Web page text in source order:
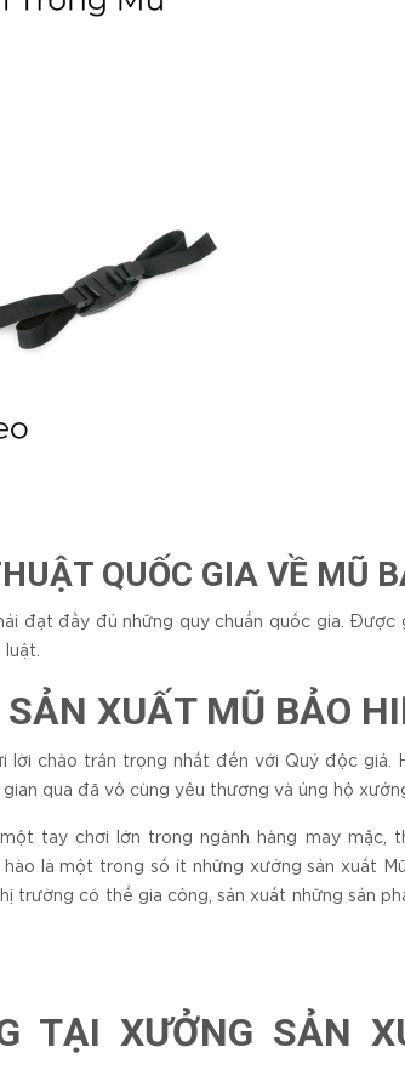
QUỐC GIA VỀ MŨ
đạt đầy đủ những quy chuẩn quốc gia. Được
XUẤT MŨ BẢO
lời chào trân trọng nhất đến với Quý độc giả.
qua đã vô cùng yêu thương và ủng hộ
tay chơi lớn trong ngành hàng may mặc,
là một trong số ít những xưởng sản xuất
trường có thể gia công, sản xuất những sản
TẠI XƯỞNG SẢN